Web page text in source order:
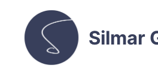
contenu
Silmar